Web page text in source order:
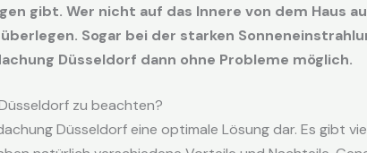
gibt. Wer nicht auf das Innere von dem Haus
Sogar bei der starken
Düsseldorf dann ohne Probleme möglich.
zu beachten?
Düsseldorf eine optimale Lösung dar. Es gibt